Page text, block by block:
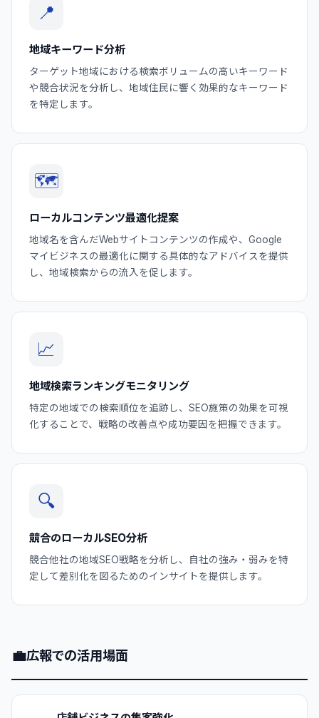
📍
地域キーワード分析
ターゲット地域における検索ボリュームの高いキーワード
や競合状況を分析し、地域住民に響く効果的なキーワード
を特定します。
🗺️
ローカルコンテンツ最適化提案
地域名を含んだWebサイトコンテンツの作成や、Google
マイビジネスの最適化に関する具体的なアドバイスを提供
し、地域検索からの流入を促します。
📈
地域検索ランキングモニタリング
特定の地域での検索順位を追跡し、SEO施策の効果を可視
化することで、戦略の改善点や成功要因を把握できます。
🔍
競合のローカルSEO分析
競合他社の地域SEO戦略を分析し、自社の強み・弱みを特
定して差別化を図るためのインサイトを提供します。
💼広報での活用場面